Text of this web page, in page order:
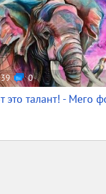
0
это талант! - Мего